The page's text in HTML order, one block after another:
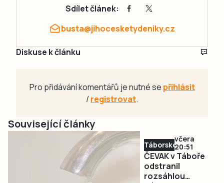
Sdílet článek:
busta@jihocesketydeniky.cz
Diskuse k článku
Pro přidávání komentářů je nutné se přihlásit
/registrovat.
Související články
Táborsko
včera
20:51
ČEVAK v Táboře
odstranil
rozsáhlou